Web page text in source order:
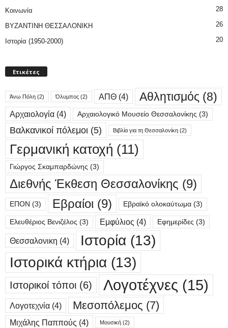
Κοινωνία 28
ΒΥΖΑΝΤΙΝΗ ΘΕΣΣΑΛΟΝΙΚΗ 26
Ιστορία (1950-2000) 20
Ετικέτες
Άνω Πόλη (2) Όλυμπος (2) ΑΠΘ (4) Αθλητισμός (8)
Αρχαιολογία (4) Αρχαιολογικό Μουσείο Θεσσαλονίκης (3)
Βαλκανικοί πόλεμοι (5) Βιβλία για τη Θεσσαλονίκη (2)
Γερμανική κατοχή (11)
Γιώργος Σκαμπαρδώνης (3)
Διεθνής Έκθεση Θεσσαλονίκης (9)
ΕΠΟΝ (3) Εβραίοι (9) Εβραϊκό ολοκαύτωμα (3)
Ελευθέριος Βενιζέλος (3) Εμφύλιος (4) Εφημερίδες (3)
Θεσσαλονικη (4) Ιστορία (13)
Ιστορικά κτήρια (13)
Ιστορικοί τόποι (6) Λογοτέχνες (15)
Λογοτεχνία (4) Μεσοπόλεμος (7)
Μιχάλης Παππούς (4) Μουσική (2)